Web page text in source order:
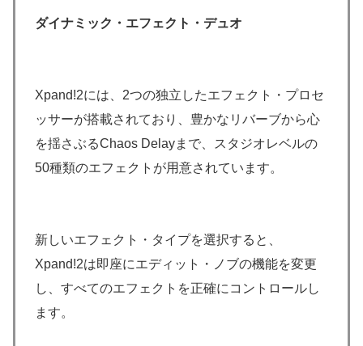
ダイナミック・エフェクト・デュオ
Xpand!2には、2つの独立したエフェクト・プロセ
ッサーが搭載されており、豊かなリバーブから心
を揺さぶるChaos Delayまで、スタジオレベルの
50種類のエフェクトが用意されています。
新しいエフェクト・タイプを選択すると、
Xpand!2は即座にエディット・ノブの機能を変更
し、すべてのエフェクトを正確にコントロールし
ます。